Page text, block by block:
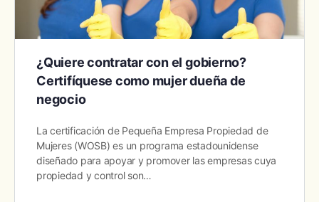
¿Quiere contratar con el gobierno?
Certifíquese como mujer dueña de
negocio
La certificación de Pequeña Empresa Propiedad de
Mujeres (WOSB) es un programa estadounidense
diseñado para apoyar y promover las empresas cuya
propiedad y control son…